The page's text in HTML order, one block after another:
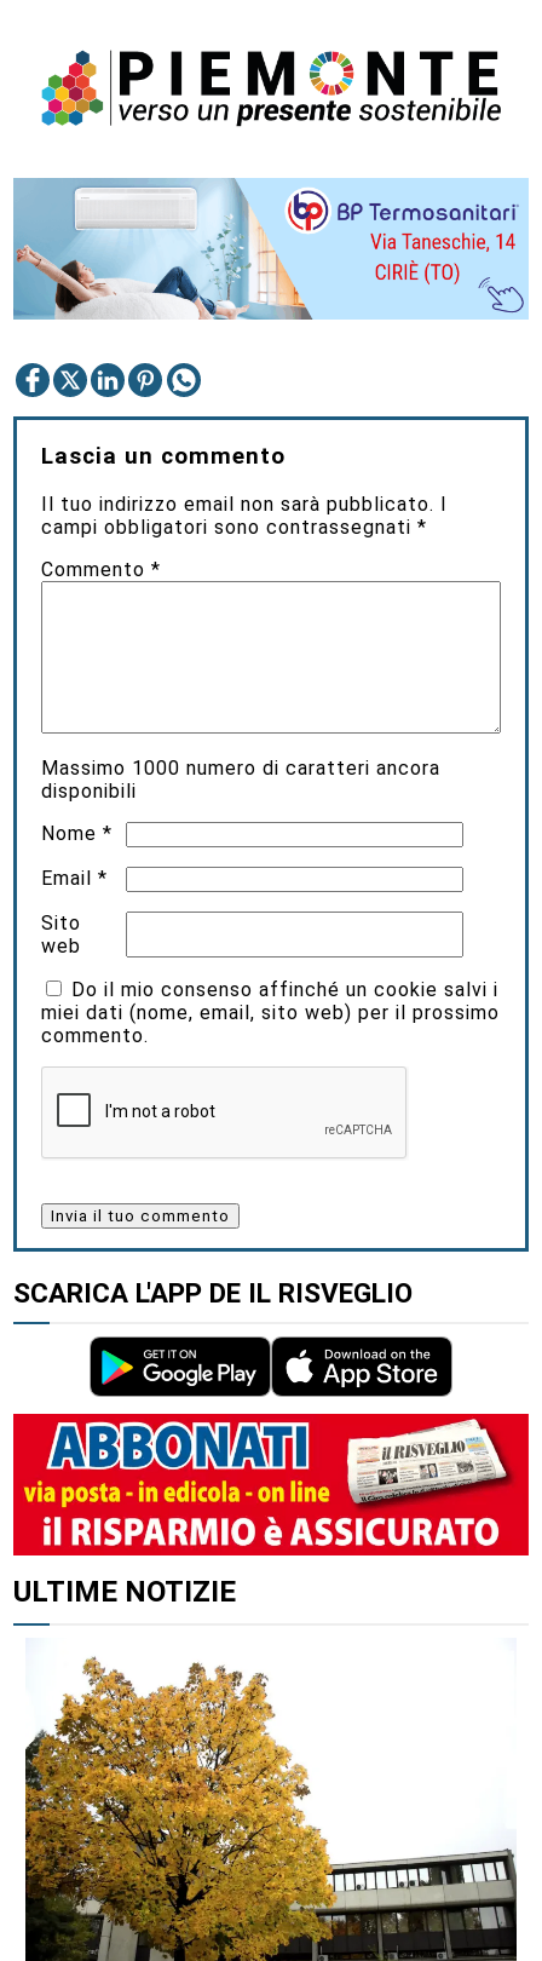
Lascia un commento
Il tuo indirizzo email non sarà pubblicato. I
campi obbligatori sono contrassegnati*
Commento*
Massimo 1000 numero di caratteri ancora
disponibili
Nome*
Email*
Sito
web
Do il mio consenso affinché un cookie salvi i
miei dati (nome, email, sito web) per il prossimo
commento.
SCARICA L'APP DE IL RISVEGLIO
ALTRI ARTICOLI DI QUESTO AUTORE
ULTIME NOTIZIE